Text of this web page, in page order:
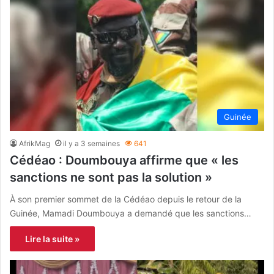
Guinée
AfrikMag il y a 3 semaines 641
Cédéao : Doumbouya affirme que « les
sanctions ne sont pas la solution »
À son premier sommet de la Cédéao depuis le retour de la
Guinée, Mamadi Doumbouya a demandé que les sanctions…
Lire la suite »